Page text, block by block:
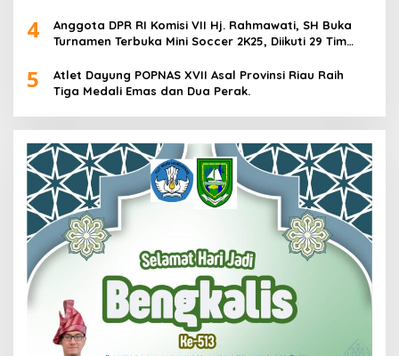
4
Anggota DPR RI Komisi VII Hj. Rahmawati, SH Buka
Turnamen Terbuka Mini Soccer 2K25, Diikuti 29 Tim
5
Atlet Dayung POPNAS XVII Asal Provinsi Riau Raih
Tiga Medali Emas dan Dua Perak.